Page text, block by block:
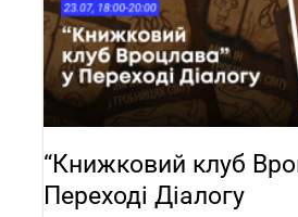
“Книжковий клуб
Переході Діалогу